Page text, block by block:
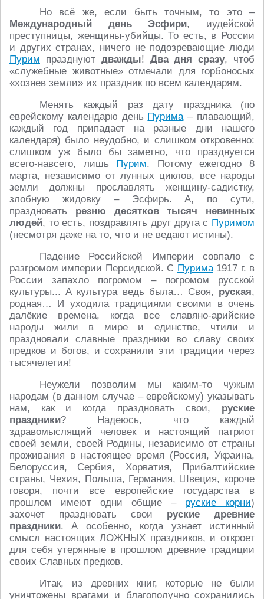
Но всё же, если быть точным, то это –
Международный день Эсфири, иудейской
преступницы, женщины-убийцы. То есть, в России
и других странах, ничего не подозревающие люди
Пурим празднуют дважды! Два дня сразу, чтоб
«служебные животные» отмечали для горбоносых
«хозяев земли» их праздник по всем календарям.
Менять каждый раз дату праздника (по
еврейскому календарю день Пурима– плавающий,
каждый год припадает на разные дни нашего
календаря) было неудобно, и слишком откровенно:
слишком уж было бы заметно, что празднуется
всего-навсего, лишь Пурим. Потому ежегодно 8
марта, независимо от лунных циклов, все народы
земли должны прославлять женщину-садистку,
злобную жидовку – Эсфирь. А, по сути,
праздновать резню десятков тысяч невинных
людей, то есть, поздравлять друг друга с Пуримом
(несмотря даже на то, что и не ведают истины).
Падение Российской Империи совпало с
разгромом империи Персидской. С Пурима1917 г. в
России запахло погромом – погромом русской
культуры... А культура ведь была… Своя, руская,
родная… И уходила традициями своими в очень
далёкие времена, когда все славяно-арийские
народы жили в мире и единстве, чтили и
праздновали славные праздники во славу своих
предков и богов, и сохранили эти традиции через
тысячелетия!
Неужели позволим мы каким-то чужым
народам (в данном случае – еврейскому) указывать
нам, как и когда праздновать свои, руские
праздники? Надеюсь, что каждый
здравомыслящий человек и настоящий патриот
своей земли, своей Родины, независимо от страны
проживания в настоящее время (Россия, Украина,
Белоруссия, Сербия, Хорватия, Прибалтийские
страны, Чехия, Польша, Германия, Швеция, короче
говоря, почти все европейские государства в
прошлом имеют одни общие – руские корни)
захочет праздновать свои руские древние
праздники. А особенно, когда узнает истинный
смысл настоящих ЛОЖНЫХ праздников, и откроет
для себя утерянные в прошлом древние традиции
своих Славных предков.
Итак, из древних книг, которые не были
уничтожены врагами и благополучно сохранились